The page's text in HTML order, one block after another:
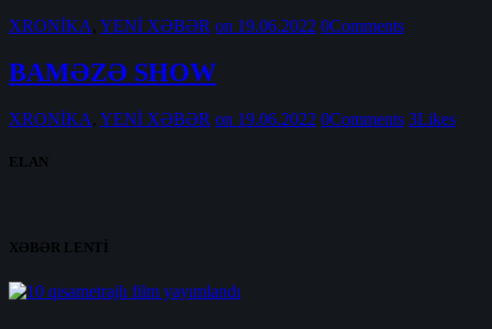
XRONİKA, YENİ XƏBƏR on 19.06.2022 0Comments
BAMƏZƏ SHOW
XRONİKA, YENİ XƏBƏR on 19.06.2022 0Comments 3Likes
ELAN
XƏBƏR LENTİ